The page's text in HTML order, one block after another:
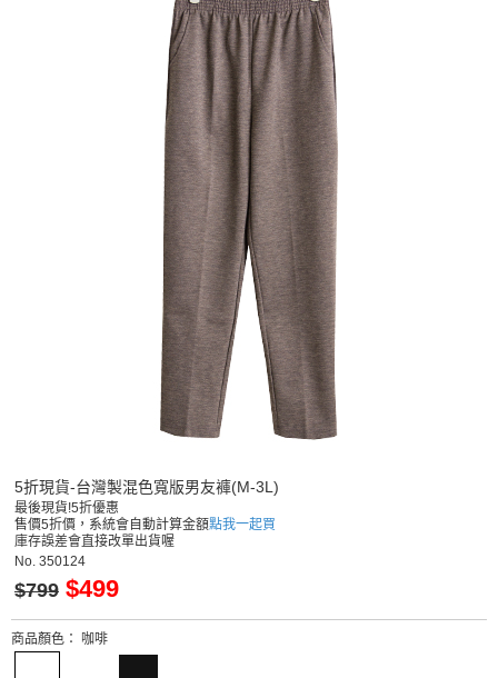
5折現貨-台灣製混色寬版男友褲(M-3L)
最後現貨!5折優惠
售價5折價，系統會自動計算金額點我一起買
庫存誤差會直接改單出貨喔
No. 350124
$799 $499
商品顏色： 咖啡